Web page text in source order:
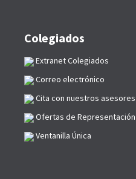
Colegiados
Extranet Colegiados
Correo electrónico
Cita con nuestros asesores
Ofertas de Representación
Ventanilla Única